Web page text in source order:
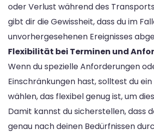
oder Verlust während des
gibt dir die Gewissheit, dass du im
unvorhergesehenen Ereignisses
Flexibilität bei Terminen und
Wenn du spezielle Anforderungen
Einschränkungen hast, solltest du
wählen, das flexibel genug ist, um
Damit kannst du sicherstellen, dass
genau nach deinen Bedürfnissen